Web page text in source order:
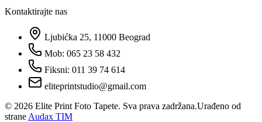
Kontaktirajte nas
Ljubićka 25, 11000 Beograd
Mob: 065 23 58 432
Fiksni: 011 39 74 614
eliteprintstudio@gmail.com
© 2026 Elite Print Foto Tapete. Sva prava zadržana.Urađeno od
strane Audax TIM